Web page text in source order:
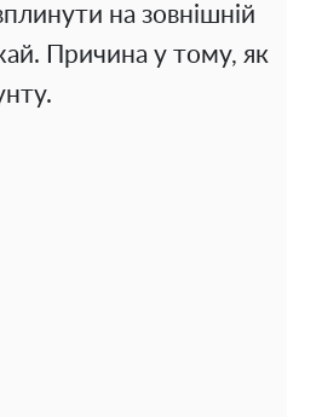
на зовнішній
Причина у тому, як